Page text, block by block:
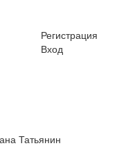
Регистрация
Вход
Татьянин